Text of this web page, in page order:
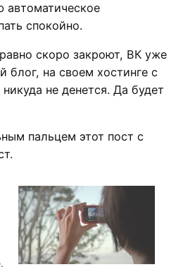
автоматическое
спокойно.
скоро закроют, ВК уже
блог, на своем хостинге с
не денется. Да будет
пальцем этот пост с